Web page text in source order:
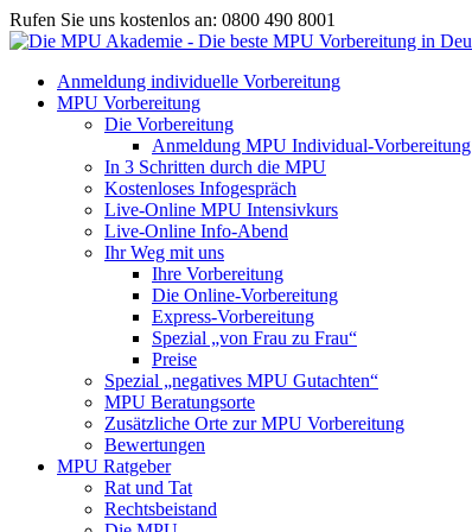
Rufen Sie uns kostenlos an: 0800 490 8001
Anmeldung individuelle Vorbereitung
MPU Vorbereitung
Die Vorbereitung
Anmeldung MPU Individual-Vorbereitung
In 3 Schritten durch die MPU
Kostenloses Infogespräch
Live-Online MPU Intensivkurs
Live-Online Info-Abend
Ihr Weg mit uns
Ihre Vorbereitung
Die Online-Vorbereitung
Express-Vorbereitung
Spezial „von Frau zu Frau“
Preise
Spezial „negatives MPU Gutachten“
MPU Beratungsorte
Zusätzliche Orte zur MPU Vorbereitung
Bewertungen
MPU Ratgeber
Rat und Tat
Rechtsbeistand